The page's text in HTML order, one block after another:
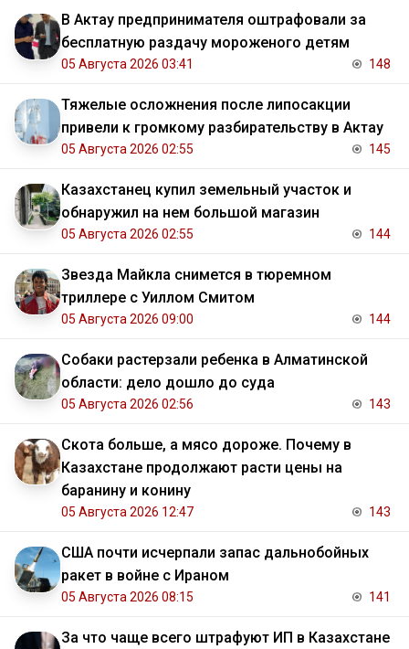
В Актау предпринимателя оштрафовали за
бесплатную раздачу мороженого детям
05 Августа 2026 03:41 148
Тяжелые осложнения после липосакции
привели к громкому разбирательству в Актау
05 Августа 2026 02:55 145
Казахстанец купил земельный участок и
обнаружил на нем большой магазин
05 Августа 2026 02:55 144
Звезда Майкла снимется в тюремном
триллере с Уиллом Смитом
05 Августа 2026 09:00 144
Собаки растерзали ребенка в Алматинской
области: дело дошло до суда
05 Августа 2026 02:56 143
Скота больше, а мясо дороже. Почему в
Казахстане продолжают расти цены на
баранину и конину
05 Августа 2026 12:47 143
США почти исчерпали запас дальнобойных
ракет в войне с Ираном
05 Августа 2026 08:15 141
За что чаще всего штрафуют ИП в Казахстане